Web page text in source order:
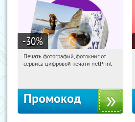
-30%
00:30:00 Получили:
Печать фотографий, фотокниг от
сервиса цифровой печати netPrint
Промокод